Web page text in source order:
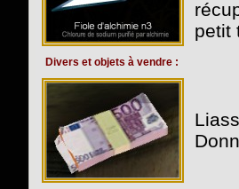
petit
Divers et objets à vendre :